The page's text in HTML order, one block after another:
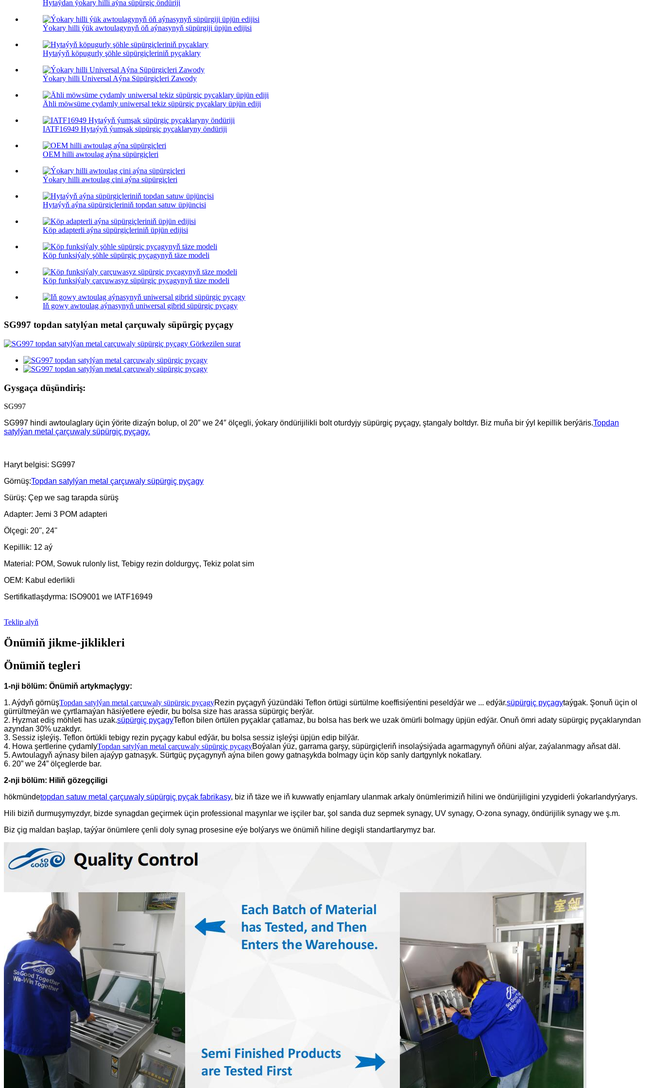
Hytaýdan ýokary hilli aýna süpürgiç öndüriji
Ýokary hilli ýük awtoulagynyň öň aýnasynyň süpürgiji üpjün edijisi
Hytaýyň köpugurly şöhle süpürgiçleriniň pyçaklary
Ýokary hilli Universal Aýna Süpürgiçleri Zawody
Ähli möwsüme çydamly uniwersal tekiz süpürgiç pyçaklary üpjün ediji
IATF16949 Hytaýyň ýumşak süpürgiç pyçaklaryny öndüriji
OEM hilli awtoulag aýna süpürgiçleri
Ýokary hilli awtoulag çini aýna süpürgiçleri
Hytaýyň aýna süpürgiçleriniň topdan satuw üpjünçisi
Köp adapterli aýna süpürgiçleriniň üpjün edijisi
Köp funksiýaly şöhle süpürgiç pyçagynyň täze modeli
Köp funksiýaly çarçuwasyz süpürgiç pyçagynyň täze modeli
Iň gowy awtoulag aýnasynyň uniwersal gibrid süpürgiç pyçagy
SG997 topdan satylýan metal çarçuwaly süpürgiç pyçagy
Gysgaça düşündiriş:
SG997
SG997 hindi awtoulaglary üçin ýörite dizaýn bolup, ol 20″ we 24″ ölçegli, ýokary öndürijilikli bolt oturdyjy süpürgiç pyçagy, ştangaly boltdyr. Biz muňa bir ýyl kepillik berýäris.Topdan
satylýan metal çarçuwaly süpürgiç pyçagy.
Haryt belgisi: SG997
Görnüş:Topdan satylýan metal çarçuwaly süpürgiç pyçagy
Sürüş: Çep we sag tarapda sürüş
Adapter: Jemi 3 POM adapteri
Ölçegi: 20'', 24''
Kepillik: 12 aý
Material: POM, Sowuk rulonly list, Tebigy rezin doldurgyç, Tekiz polat sim
OEM: Kabul ederlikli
Sertifikatlaşdyrma: ISO9001 we IATF16949
Teklip alyň
Önümiň jikme-jiklikleri
Önümiň tegleri
1-nji bölüm: Önümiň artykmaçlygy:
1. Aýdyň görnüşTopdan satylýan metal çarçuwaly süpürgiç pyçagyRezin pyçagyň ýüzündäki Teflon örtügi sürtülme koeffisiýentini peseldýär we ... edýär.süpürgiç pyçagytaýgak. Şonuň üçin ol
gürrültmeýän we çyrtlamaýan häsiýetlere eýedir, bu bolsa size has arassa süpürgiç berýär.
2. Hyzmat ediş möhleti has uzak.süpürgiç pyçagyTeflon bilen örtülen pyçaklar çatlamaz, bu bolsa has berk we uzak ömürli bolmagy üpjün edýär. Onuň ömri adaty süpürgiç pyçaklaryndan
azyndan 30% uzakdyr.
3. Sessiz işleýiş. Teflon örtükli tebigy rezin pyçagy kabul edýär, bu bolsa sessiz işleýşi üpjün edip bilýär.
4. Howa şertlerine çydamlyTopdan satylýan metal çarçuwaly süpürgiç pyçagyBoýalan ýüz, garrama garşy, süpürgiçleriň insolaýsiýada agarmagynyň öňüni alýar, zaýalanmagy aňsat däl.
5. Awtoulagyň aýnasy bilen ajaýyp gatnaşyk. Sürtgüç pyçagynyň aýna bilen gowy gatnaşykda bolmagy üçin köp sanly dartgynlyk nokatlary.
6. 20” we 24” ölçeglerde bar.
2-nji bölüm: Hiliň gözegçiligi
hökmündetopdan satuw metal çarçuwaly süpürgiç pyçak fabrikasy, biz iň täze we iň kuwwatly enjamlary ulanmak arkaly önümlerimiziň hilini we öndürijiligini yzygiderli ýokarlandyrýarys.
Hili biziň durmuşymyzdyr, bizde synagdan geçirmek üçin professional maşynlar we işçiler bar, şol sanda duz sepmek synagy, UV synagy, O-zona synagy, öndürijilik synagy we ş.m.
Biz çig maldan başlap, taýýar önümlere çenli doly synag prosesine eýe bolýarys we önümiň hiline degişli standartlarymyz bar.